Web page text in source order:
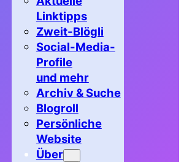
Linktipps
Zweit-Blögli
Social-Media-
Profile
und mehr
Archiv & Suche
Blogroll
Persönliche
Website
Über